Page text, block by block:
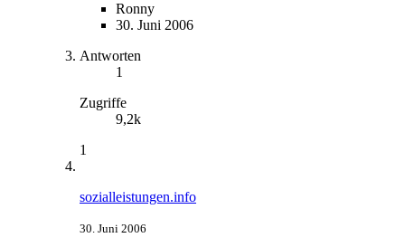
Ronny
30. Juni 2006
Antworten
1
Zugriffe
9,2k
1
sozialleistungen.info
30. Juni 2006